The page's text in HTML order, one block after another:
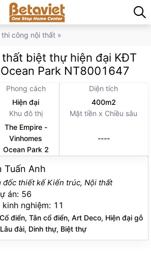
công nội thất »
biệt thự hiện đại KĐT
Park NT8001647
Phong cách
Hiện đại
Diện tích
400m2
Khu đô thị
The Empire -
Vinhomes
Ocean Park 2
Mặt tiền x Chiều sâu
----
Tuấn Anh
đốc thiết kế Kiến trúc, Nội thất
án: 56
kinh nghiệm: 11
Cổ điển, Tân cổ điển, Art Deco, Hiện đại gỗ
Lâu đài, Dinh thự, Biệt thự